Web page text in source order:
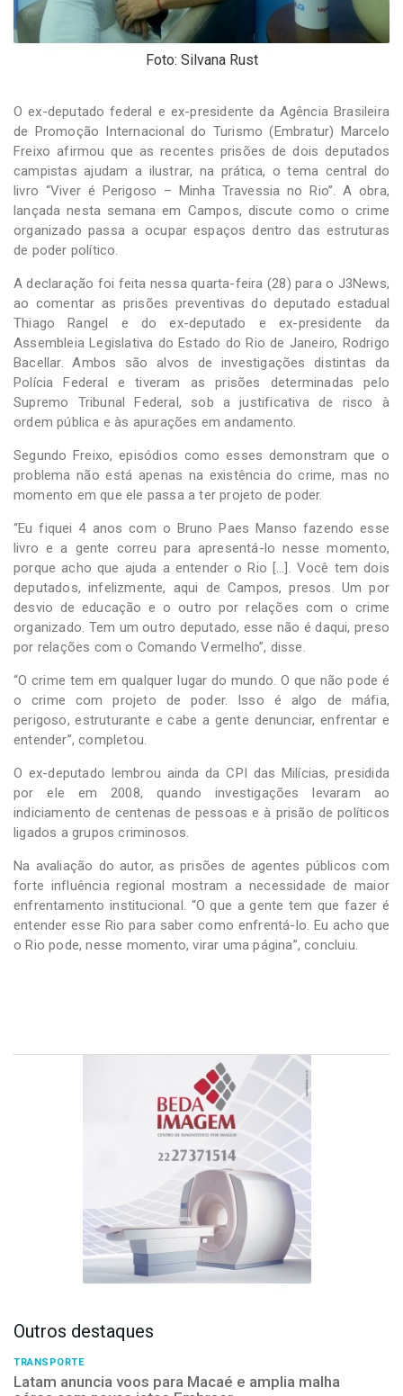
Foto: Silvana Rust
O ex-deputado federal e ex-presidente da Agência Brasileira
de Promoção Internacional do Turismo (Embratur) Marcelo
Freixo afirmou que as recentes prisões de dois deputados
campistas ajudam a ilustrar, na prática, o tema central do
livro “Viver é Perigoso – Minha Travessia no Rio”. A obra,
lançada nesta semana em Campos, discute como o crime
organizado passa a ocupar espaços dentro das estruturas
de poder político.
A declaração foi feita nessa quarta-feira (28) para o J3News,
ao comentar as prisões preventivas do deputado estadual
Thiago Rangel e do ex-deputado e ex-presidente da
Assembleia Legislativa do Estado do Rio de Janeiro, Rodrigo
Bacellar. Ambos são alvos de investigações distintas da
Polícia Federal e tiveram as prisões determinadas pelo
Supremo Tribunal Federal, sob a justificativa de risco à
ordem pública e às apurações em andamento.
Segundo Freixo, episódios como esses demonstram que o
problema não está apenas na existência do crime, mas no
momento em que ele passa a ter projeto de poder.
“Eu fiquei 4 anos com o Bruno Paes Manso fazendo esse
livro e a gente correu para apresentá-lo nesse momento,
porque acho que ajuda a entender o Rio […]. Você tem dois
deputados, infelizmente, aqui de Campos, presos. Um por
desvio de educação e o outro por relações com o crime
organizado. Tem um outro deputado, esse não é daqui, preso
por relações com o Comando Vermelho”, disse.
“O crime tem em qualquer lugar do mundo. O que não pode é
o crime com projeto de poder. Isso é algo de máfia,
perigoso, estruturante e cabe a gente denunciar, enfrentar e
entender”, completou.
O ex-deputado lembrou ainda da CPI das Milícias, presidida
por ele em 2008, quando investigações levaram ao
indiciamento de centenas de pessoas e à prisão de políticos
ligados a grupos criminosos.
Na avaliação do autor, as prisões de agentes públicos com
forte influência regional mostram a necessidade de maior
enfrentamento institucional. “O que a gente tem que fazer é
entender esse Rio para saber como enfrentá-lo. Eu acho que
o Rio pode, nesse momento, virar uma página”, concluiu.
Outros destaques
TRANSPORTE
Latam anuncia voos para Macaé e amplia malha